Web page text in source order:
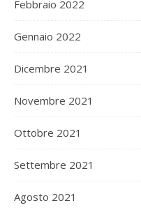
Febbraio 2022
Gennaio 2022
Dicembre 2021
Novembre 2021
Ottobre 2021
Settembre 2021
Agosto 2021